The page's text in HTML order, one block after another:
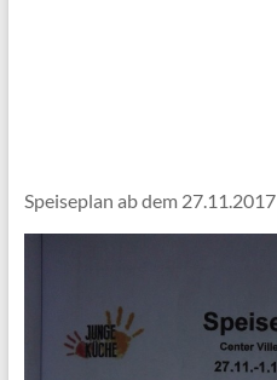
Speiseplan ab dem 27.11.2017